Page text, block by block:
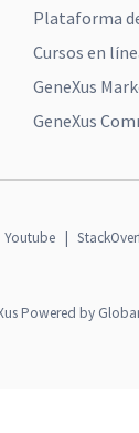
Plataforma
Cursos en
GeneXus
GeneXus
Youtube |
Powered by